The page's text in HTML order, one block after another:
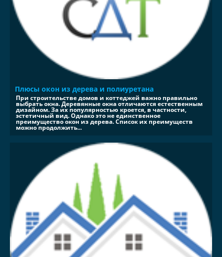
Плюсы окон из дерева и полиуретана
При строительстве домов и коттеджей важно правильно
выбрать окна. Деревянные окна отличаются естественным
дизайном. За их популярностью кроется, в частности,
эстетичный вид. Однако это не единственное
преимущество окон из дерева. Список их преимуществ
можно продолжить...